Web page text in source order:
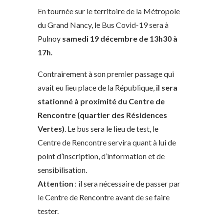
En tournée sur le territoire de la Métropole
du Grand Nancy, le Bus Covid-19 sera à
Pulnoy samedi 19 décembre de 13h30 à
17h.
Contrairement à son premier passage qui
avait eu lieu place de la République, il sera
stationné à proximité du Centre de
Rencontre (quartier des Résidences
Vertes) . Le bus sera le lieu de test, le
Centre de Rencontre servira quant à lui de
point d’inscription, d’information et de
sensibilisation.
Attention : il sera nécessaire de passer par
le Centre de Rencontre avant de se faire
tester.